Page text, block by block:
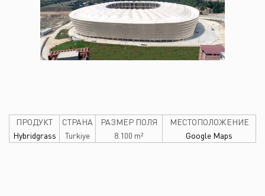
ПРОДУКТ
Hybridgrass
СТРАНА
Turkiye
РАЗМЕР ПОЛЯ
8.100 m²
МЕСТОПОЛОЖЕНИЕ
Google Maps